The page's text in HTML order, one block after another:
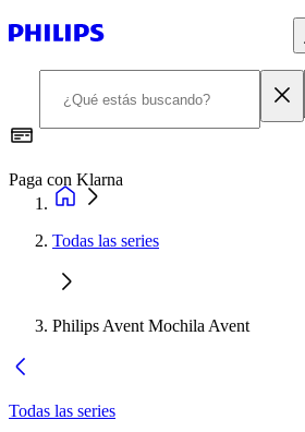
Paga con Klarna
Todas las series
Philips Avent Mochila Avent
Todas las series